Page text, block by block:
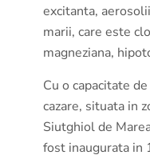
excitanta,
marii, care este
magneziana,
Cu o capacitate
cazare, situata in
Siutghiol de
fost inaugurata in